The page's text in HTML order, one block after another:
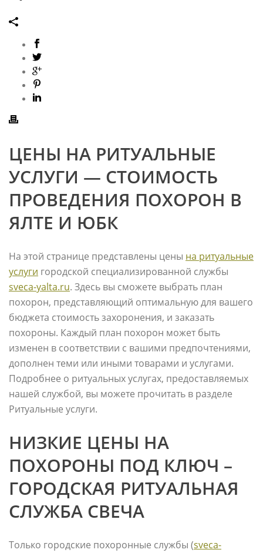
ЦЕНЫ НА РИТУАЛЬНЫЕ
УСЛУГИ — СТОИМОСТЬ
ПРОВЕДЕНИЯ ПОХОРОН В
ЯЛТЕ И ЮБК
На этой странице представлены цены на ритуальные
услуги городской специализированной службы
sveca-yalta.ru. Здесь вы сможете выбрать план
похорон, представляющий оптимальную для вашего
бюджета стоимость захоронения, и заказать
похороны. Каждый план похорон может быть
изменен в соответствии с вашими предпочтениями,
дополнен теми или иными товарами и услугами.
Подробнее о ритуальных услугах, предоставляемых
нашей службой, вы можете прочитать в разделе
Ритуальные услуги.
НИЗКИЕ ЦЕНЫ НА
ПОХОРОНЫ ПОД КЛЮЧ –
ГОРОДСКАЯ РИТУАЛЬНАЯ
СЛУЖБА СВЕЧА
Только городские похоронные службы (sveca-